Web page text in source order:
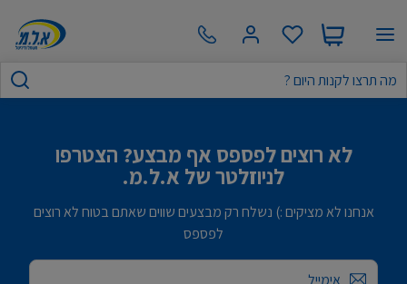
לא רוצים לפספס אף מבצע? הצטרפו
לניוזלטר של א.ל.מ.
אנחנו לא מציקים :) נשלח רק מבצעים שווים שאתם בטוח לא רוצים
לפספס
אימייל